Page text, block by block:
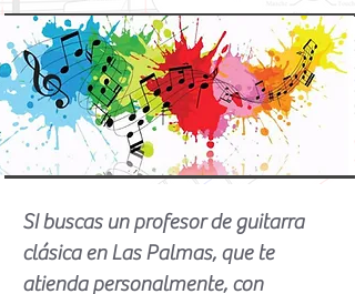
SI buscas un profesor de guitarra
clásica en Las Palmas, que te
atienda personalmente, con